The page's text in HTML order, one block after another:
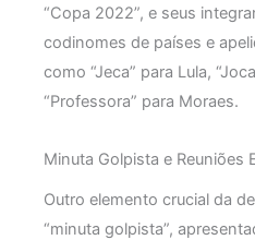
“Copa 2022”, e seus
codinomes de países e
como “Jeca” para Lula,
“Professora” para Moraes.
Minuta Golpista e Reuniões
Outro elemento crucial da
“minuta golpista”,